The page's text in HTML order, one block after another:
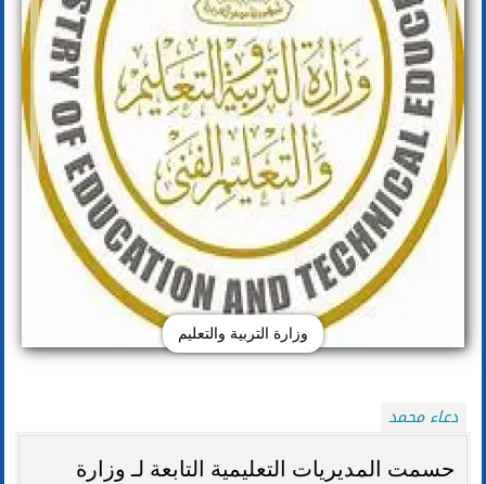
وزارة التربية والتعليم
دعاء محمد
حسمت المديريات التعليمية التابعة لـ وزارة